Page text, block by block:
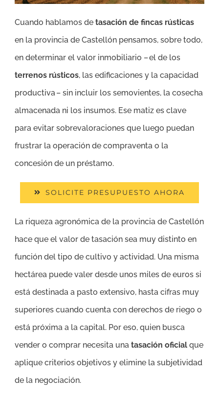
Cuando hablamos de tasación de fincas rústicas
en la provincia de Castellón pensamos, sobre todo,
en determinar el valor inmobiliario – el de los
terrenos rústicos, las edificaciones y la capacidad
productiva – sin incluir los semovientes, la cosecha
almacenada ni los insumos. Ese matiz es clave
para evitar sobrevaloraciones que luego puedan
frustrar la operación de compraventa o la
concesión de un préstamo.
SOLICITE PRESUPUESTO AHORA
La riqueza agronómica de la provincia de Castellón
hace que el valor de tasación sea muy distinto en
función del tipo de cultivo y actividad. Una misma
hectárea puede valer desde unos miles de euros si
está destinada a pasto extensivo, hasta cifras muy
superiores cuando cuenta con derechos de riego o
está próxima a la capital. Por eso, quien busca
vender o comprar necesita una tasación oficial que
aplique criterios objetivos y elimine la subjetividad
de la negociación.